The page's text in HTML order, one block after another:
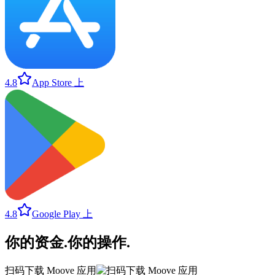
4.8 App Store 上
4.8 Google Play 上
你的资金.你的操作.
扫码下载 Moove 应用